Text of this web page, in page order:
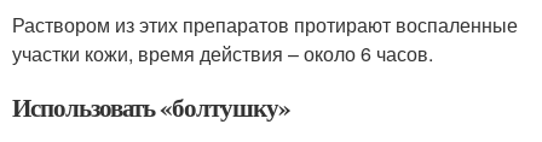
Раствором из этих препаратов протирают воспаленные
участки кожи, время действия – около 6 часов.
Использовать «болтушку»